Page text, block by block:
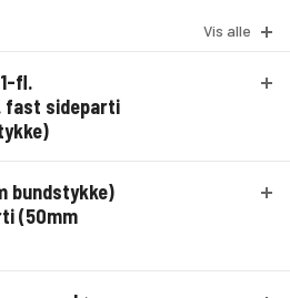
position under rolige vejrforhold:
og højere end 1950mm, i vilkårlig åben
fra ca. 10-85° ELLER
terrassedøren i åben position
løsning.
Vis alle
fl.
fast sideparti
bundstykke)
(50mm